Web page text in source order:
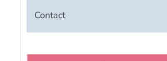
Contact